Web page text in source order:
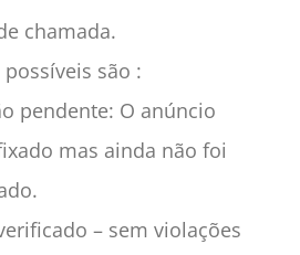
chamada.
são :
pendente: O anúncio
mas ainda não foi
– sem violações